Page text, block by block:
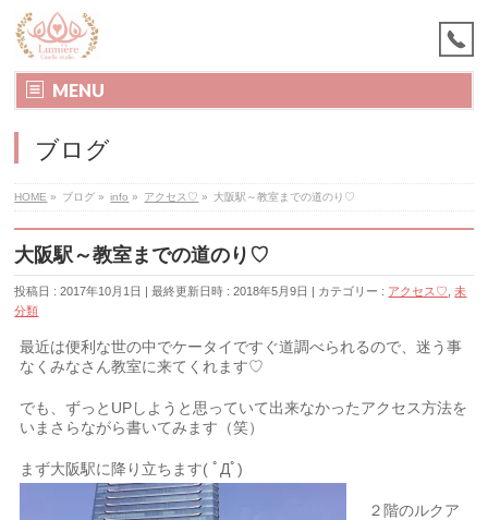
MENU
ブログ
HOME » ブログ » info » アクセス♡ » 大阪駅～教室までの道のり♡
大阪駅～教室までの道のり♡
投稿日 : 2017年10月1日 最終更新日時 : 2018年5月9日 カテゴリー : アクセス♡ ,未
分類
最近は便利な世の中でケータイですぐ道調べられるので、迷う事
なくみなさん教室に来てくれます♡
でも、ずっとUPしようと思っていて出来なかったアクセス方法を
いまさらながら書いてみます（笑）
まず大阪駅に降り立ちます( ﾟДﾟ)
２階のルクア